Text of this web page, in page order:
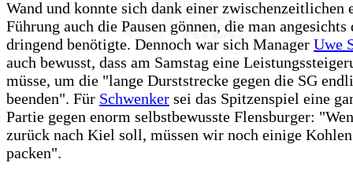
Wand und konnte sich dank einer zwischenzeitlichen
Führung auch die Pausen gönnen, die man angesichts
dringend benötigte. Dennoch war sich Manager Uwe
auch bewusst, dass am Samstag eine
müsse, um die "lange Durststrecke gegen die SG
beenden". Für Schwenker sei das Spitzenspiel eine
Partie gegen enorm selbstbewusste Flensburger:
zurück nach Kiel soll, müssen wir noch einige
packen".